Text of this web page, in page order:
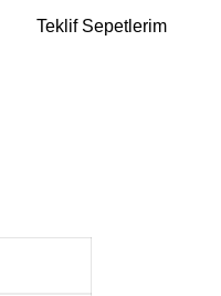
Teklif Sepetlerim